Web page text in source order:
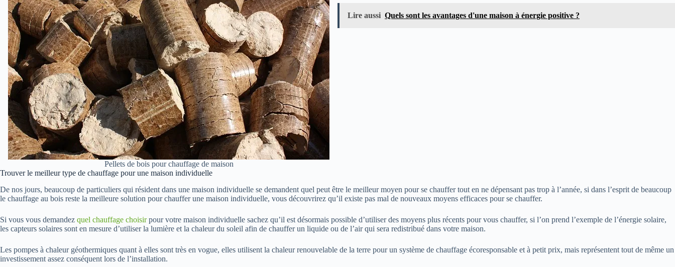
Pellets de bois pour chauffage de maison
Lire aussi Quels sont les avantages d'une maison à énergie positive ?
Trouver le meilleur type de chauffage pour une maison individuelle
De nos jours, beaucoup de particuliers qui résident dans une maison individuelle se demandent quel peut être le meilleur moyen pour se chauffer tout en ne dépensant pas trop à l’année, si dans l’esprit de beaucoup
le chauffage au bois reste la meilleure solution pour chauffer une maison individuelle, vous découvrirez qu’il existe pas mal de nouveaux moyens efficaces pour se chauffer.
Si vous vous demandez quel chauffage choisirpour votre maison individuelle sachez qu’il est désormais possible d’utiliser des moyens plus récents pour vous chauffer, si l’on prend l’exemple de l’énergie solaire,
les capteurs solaires sont en mesure d’utiliser la lumière et la chaleur du soleil afin de chauffer un liquide ou de l’air qui sera redistribué dans votre maison.
Les pompes à chaleur géothermiques quant à elles sont très en vogue, elles utilisent la chaleur renouvelable de la terre pour un système de chauffage écoresponsable et à petit prix, mais représentent tout de même un
investissement assez conséquent lors de l’installation.